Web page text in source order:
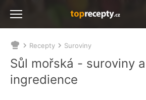
Nacházíte
se
zde:
Recepty Suroviny
Sůl mořská - suroviny a
ingredience